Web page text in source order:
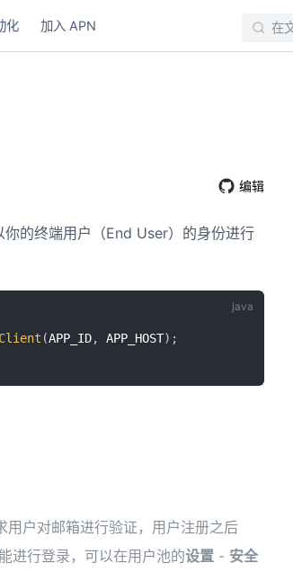
化 加入 APN
编辑
的终端用户（End User）的身份进行
(APP_ID, APP_HOST) ;
户对邮箱进行验证，用户注册之后
进行登录，可以在用户池的设置 - 安全